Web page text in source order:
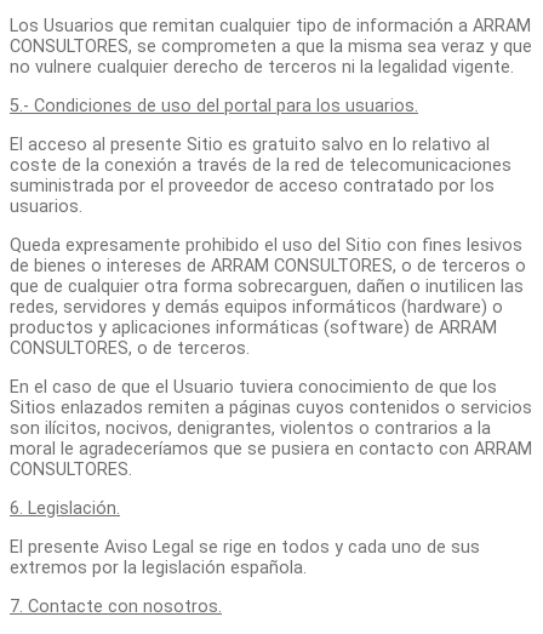
Los Usuarios que remitan cualquier tipo de información a ARRAM
CONSULTORES, se comprometen a que la misma sea veraz y que
no vulnere cualquier derecho de terceros ni la legalidad vigente.
5.- Condiciones de uso del portal para los usuarios.
El acceso al presente Sitio es gratuito salvo en lo relativo al
coste de la conexión a través de la red de telecomunicaciones
suministrada por el proveedor de acceso contratado por los
usuarios.
Queda expresamente prohibido el uso del Sitio con fines lesivos
de bienes o intereses de ARRAM CONSULTORES, o de terceros o
que de cualquier otra forma sobrecarguen, dañen o inutilicen las
redes, servidores y demás equipos informáticos (hardware) o
productos y aplicaciones informáticas (software) de ARRAM
CONSULTORES, o de terceros.
En el caso de que el Usuario tuviera conocimiento de que los
Sitios enlazados remiten a páginas cuyos contenidos o servicios
son ilícitos, nocivos, denigrantes, violentos o contrarios a la
moral le agradeceríamos que se pusiera en contacto con ARRAM
CONSULTORES.
6. Legislación.
El presente Aviso Legal se rige en todos y cada uno de sus
extremos por la legislación española.
7. Contacte con nosotros.